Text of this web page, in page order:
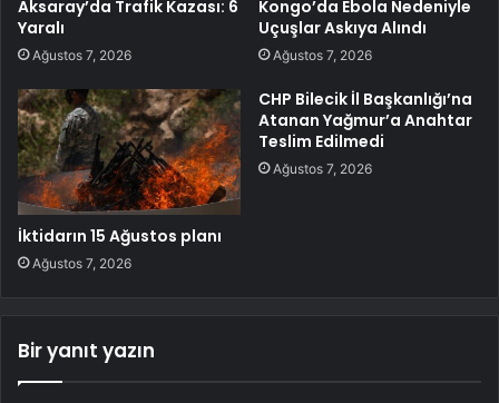
Aksaray’da Trafik Kazası: 6
Yaralı
Ağustos 7, 2026
Kongo’da Ebola Nedeniyle
Uçuşlar Askıya Alındı
Ağustos 7, 2026
İktidarın 15 Ağustos planı
Ağustos 7, 2026
CHP Bilecik İl Başkanlığı’na
Atanan Yağmur’a Anahtar
Teslim Edilmedi
Ağustos 7, 2026
Bir yanıt yazın